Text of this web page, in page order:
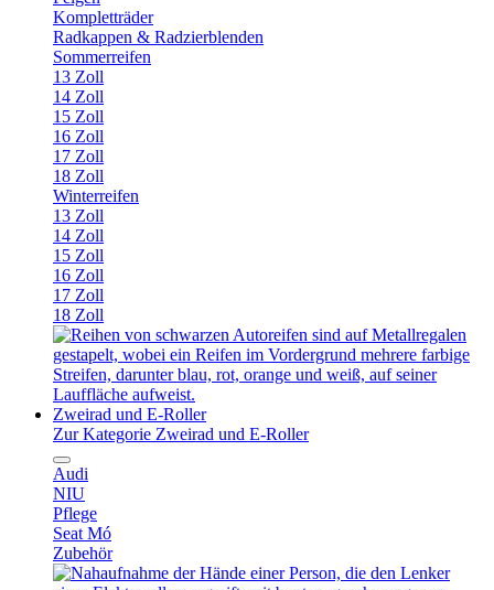
Kompletträder
Radkappen & Radzierblenden
Sommerreifen
13 Zoll
14 Zoll
15 Zoll
16 Zoll
17 Zoll
18 Zoll
Winterreifen
13 Zoll
14 Zoll
15 Zoll
16 Zoll
17 Zoll
18 Zoll
Zweirad und E-Roller
Zur Kategorie Zweirad und E-Roller
Audi
NIU
Pflege
Seat Mó
Zubehör